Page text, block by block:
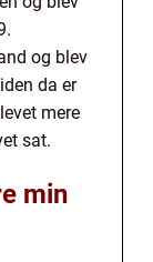
og blev
da er
mere
sat.
min